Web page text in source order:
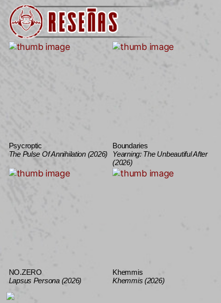
Psycroptic
The Pulse Of Annihilation (2026)
Boundaries
Yearning: The Unbeautiful After
(2026)
NO.ZERO
Lapsus Persona (2026)
Khemmis
Khemmis (2026)